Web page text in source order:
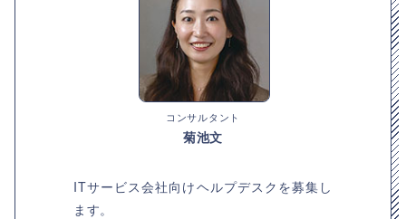
コンサルタント
菊池文
ITサービス会社向けヘルプデスクを募集し
ます。